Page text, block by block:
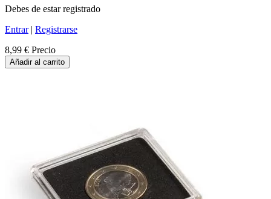
Debes de estar registrado
Entrar| Registrarse
8,99 € Precio
Añadir al carrito